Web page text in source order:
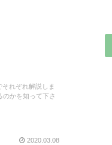
れぞれ解説しま
かを知って下さ
2020.03.08